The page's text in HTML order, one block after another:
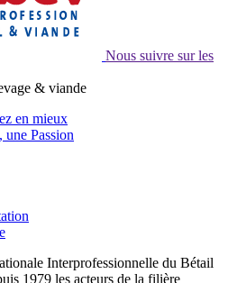
Nous suivre sur les
& viande
en mieux
Passion
Interprofessionnelle du Bétail
1979 les acteurs de la filière